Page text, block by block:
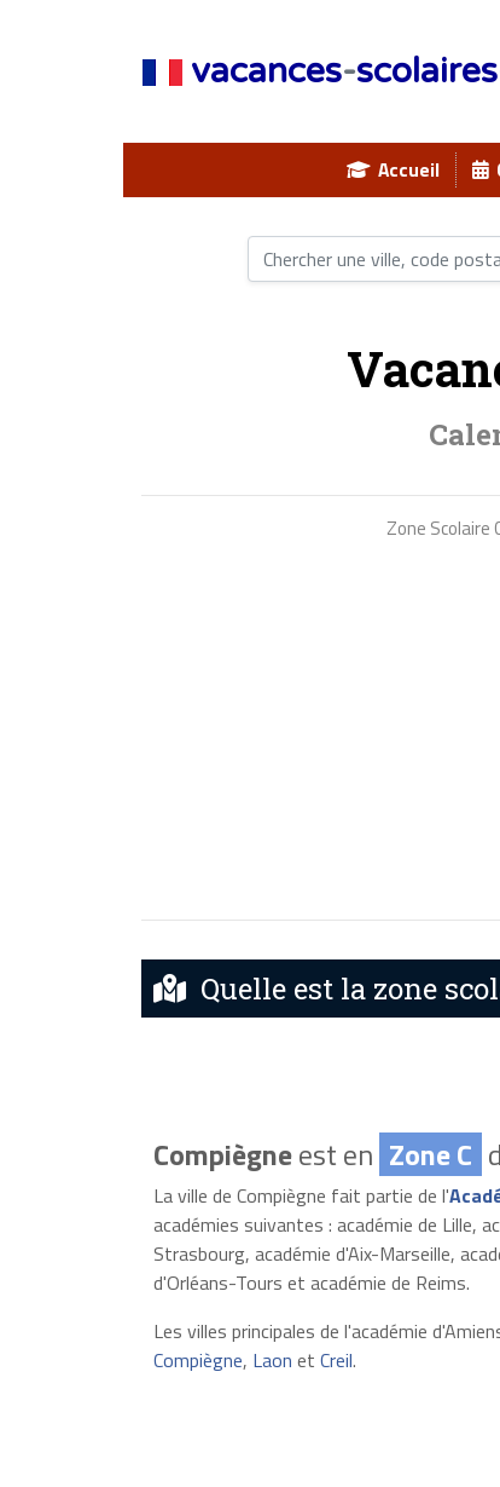
vacances-scolaires
Accueil
Zone Scolaire
Quelle est la zone
Compiègneest en Zone C
La ville de Compiègne fait partie de l'
académies suivantes : académie de Lille,
Strasbourg, académie d'Aix-Marseille,
d'Orléans-Tours et académie de Reims.
Les villes principales de l'académie
Compiègne, Laon et Creil.